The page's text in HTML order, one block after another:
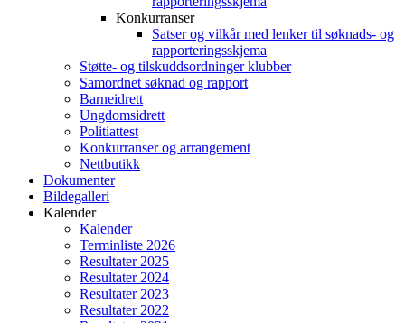
Konkurranser
Satser og vilkår med lenker til søknads- og
rapporteringsskjema
Støtte- og tilskuddsordninger klubber
Samordnet søknad og rapport
Barneidrett
Ungdomsidrett
Politiattest
Konkurranser og arrangement
Nettbutikk
Dokumenter
Bildegalleri
Kalender
Kalender
Terminliste 2026
Resultater 2025
Resultater 2024
Resultater 2023
Resultater 2022